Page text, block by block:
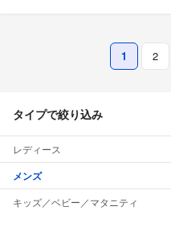
1 2
タイプで絞り込み
レディース
メンズ
キッズ／ベビー／マタニティ